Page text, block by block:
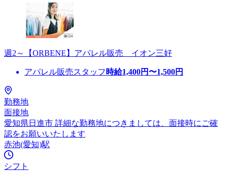
週2～【ORBENE】アパレル販売 イオン三好
アパレル販売スタッフ 時給1,400円〜1,500円
勤務地
面接地
愛知県日進市 詳細な勤務地につきましては、面接時にご確
認をお願いいたします
赤池(愛知)駅
シフト